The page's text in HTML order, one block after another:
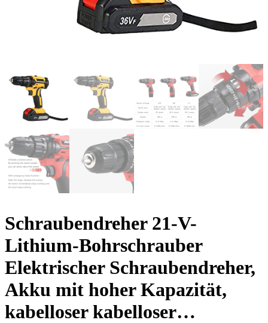
Schraubendreher 21-V-
Lithium-Bohrschrauber
Elektrischer Schraubendreher,
Akku mit hoher Kapazität,
kabelloser kabelloser…